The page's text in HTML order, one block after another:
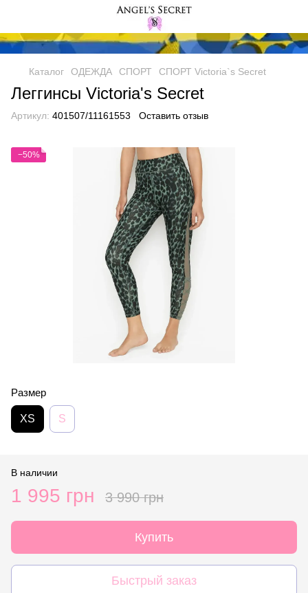
Каталог ОДЕЖДА СПОРТ СПОРТ Victoria`s Secret
Леггинсы Victoria's Secret
Артикул: 401507/11161553 Оставить отзыв
−50%
Размер
XS S
В наличии
1 995 грн 3 990 грн
Купить
Быстрый заказ